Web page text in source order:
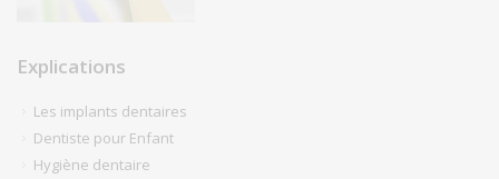
Explications
Les implants dentaires
Dentiste pour Enfant
Hygiène dentaire